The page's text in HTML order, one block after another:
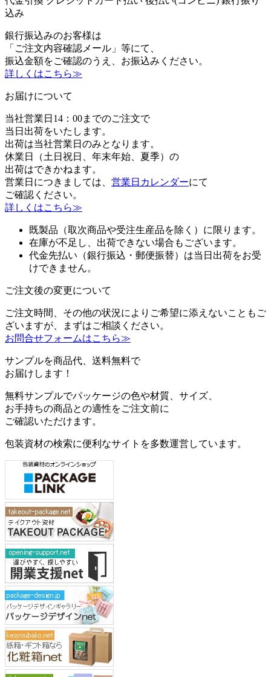
込み
銀行振込みのお客様は
「ご注文内容確認メール」等にて、
振込金額をご確認のうえ、お振込みください。
詳しくはこちら≫
お届けについて
当社営業日14：00までのご注文で
当日出荷をいたします。
出荷は当社営業日のみとなります。
休業日（土日祝日、年末年始、夏季）の
出荷はできかねます。
営業日につきましては、 営業日カレンダーにて
ご確認ください。
詳しくはこちら≫
既製品（取次商品や受注生産品を除く）に限ります。
在庫が不足し、出荷できない場合もございます。
代金先払い（銀行振込・郵便振替）は当日出荷をお受
けできません。
ご注文後の変更について
ご注文時間、その他の状況によりご希望に添えないこともご
ざいますが、まずはご相談ください。
お問合せフォームはこちら≫
サンプルを商品代、送料無料で
お届けします！
無料サンプルでパッケージの色や材質、サイズ、
お手持ちの商品との適性をご注文前に
ご確認いただけます。
包装資材の検索に便利なサイトを多数運営しています。